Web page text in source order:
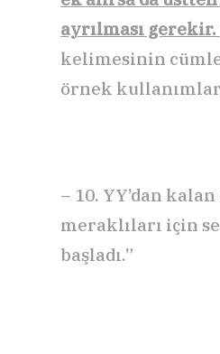
ayrılması gerekir.
kelimesinin
örnek
– 10. YY’dan
meraklıları için
başladı.”